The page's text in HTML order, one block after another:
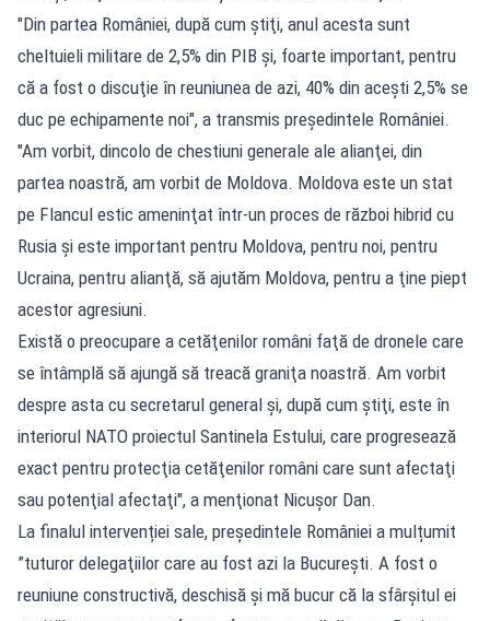
"Din partea României, după cum ştiţi, anul acesta sunt
cheltuieli militare de 2,5% din PIB şi, foarte important, pentru
că a fost o discuţie în reuniunea de azi, 40% din aceşti 2,5% se
duc pe echipamente noi", a transmis preşedintele României.
"Am vorbit, dincolo de chestiuni generale ale alianţei, din
partea noastră, am vorbit de Moldova. Moldova este un stat
pe Flancul estic ameninţat într-un proces de război hibrid cu
Rusia şi este important pentru Moldova, pentru noi, pentru
Ucraina, pentru alianţă, să ajutăm Moldova, pentru a ţine piept
acestor agresiuni.
Există o preocupare a cetăţenilor români faţă de dronele care
se întâmplă să ajungă să treacă graniţa noastră. Am vorbit
despre asta cu secretarul general şi, după cum ştiţi, este în
interiorul NATO proiectul Santinela Estului, care progresează
exact pentru protecţia cetăţenilor români care sunt afectaţi
sau potenţial afectaţi", a menţionat Nicuşor Dan.
La finalul intervenției sale, președintele României a mulțumit
”tuturor delegaţiilor care au fost azi la Bucureşti. A fost o
reuniune constructivă, deschisă şi mă bucur că la sfârşitul ei